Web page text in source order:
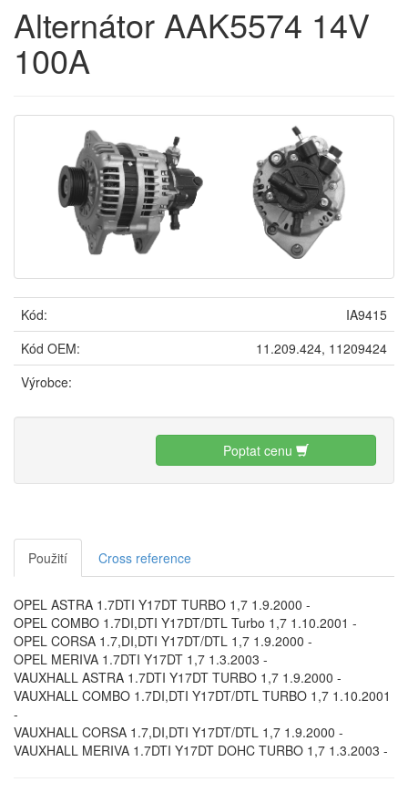
Alternátor AAK5574 14V
100A
Kód:
IA9415
Kód OEM:
11.209.424, 11209424
Výrobce:
Poptat cenu
Použití Cross reference
OPEL ASTRA 1.7DTI Y17DT TURBO 1,7 1.9.2000 -
OPEL COMBO 1.7DI,DTI Y17DT/DTL Turbo 1,7 1.10.2001 -
OPEL CORSA 1.7,DI,DTI Y17DT/DTL 1,7 1.9.2000 -
OPEL MERIVA 1.7DTI Y17DT 1,7 1.3.2003 -
VAUXHALL ASTRA 1.7DTI Y17DT TURBO 1,7 1.9.2000 -
VAUXHALL COMBO 1.7DI,DTI Y17DT/DTL TURBO 1,7 1.10.2001
-
VAUXHALL CORSA 1.7,DI,DTI Y17DT/DTL 1,7 1.9.2000 -
VAUXHALL MERIVA 1.7DTI Y17DT DOHC TURBO 1,7 1.3.2003 -